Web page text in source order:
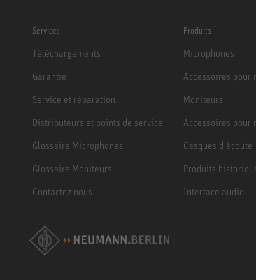
Services
Téléchargements
Garantie
Service et réparation
Distributeurs et points de service
Glossaire Microphones
Glossaire Moniteurs
Contactez nous
Produits
Microphones
Accessoires pour
Moniteurs
Accessoires pour
Casques d'écoute
Produits
Interface audio